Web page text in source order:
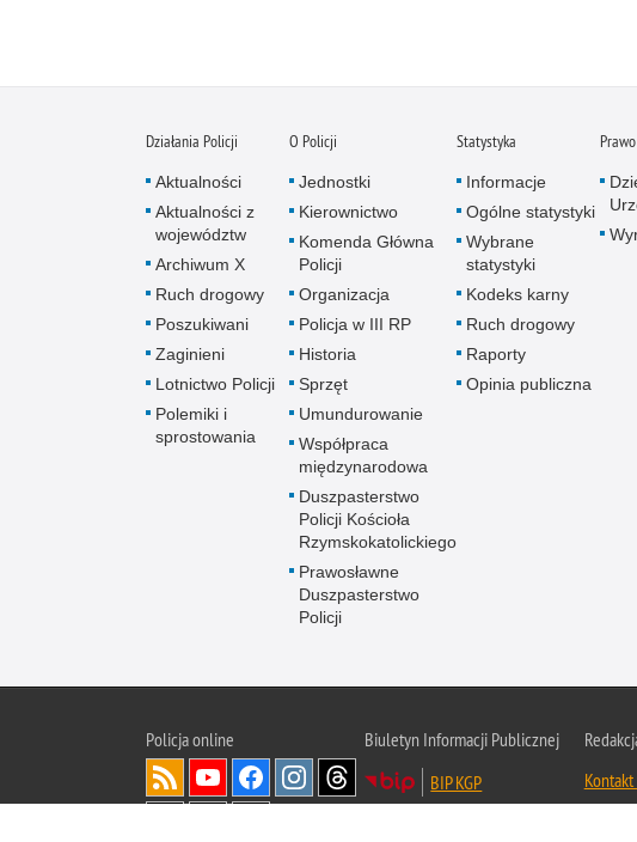
Działania Policji
Aktualności
Aktualności z
województw
Archiwum X
Ruch drogowy
Poszukiwani
Zaginieni
Lotnictwo Policji
Polemiki i
sprostowania
O Policji
Jednostki
Kierownictwo
Komenda Główna
Policji
Organizacja
Policja w III RP
Historia
Sprzęt
Umundurowanie
Współpraca
międzynarodowa
Duszpasterstwo
Policji Kościoła
Rzymskokatolickiego
Prawosławne
Duszpasterstwo
Policji
Statystyka
Informacje
Ogólne statystyki
Wybrane
statystyki
Kodeks karny
Ruch drogowy
Raporty
Opinia publiczna
Prawo
Policjaonline
Biuletyn Informacji Publicznej
BIP KGP